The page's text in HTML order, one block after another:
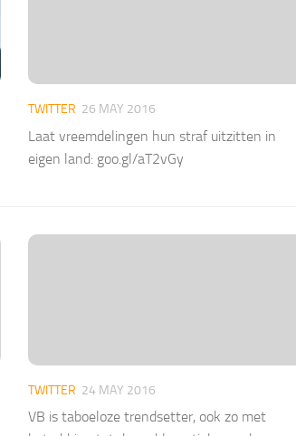
TWITTER 26 MAY 2016
Laat vreemdelingen hun straf uitzitten in
eigen land: goo.gl/aT2vGy
TWITTER 24 MAY 2016
VB is taboeloze trendsetter, ook zo met